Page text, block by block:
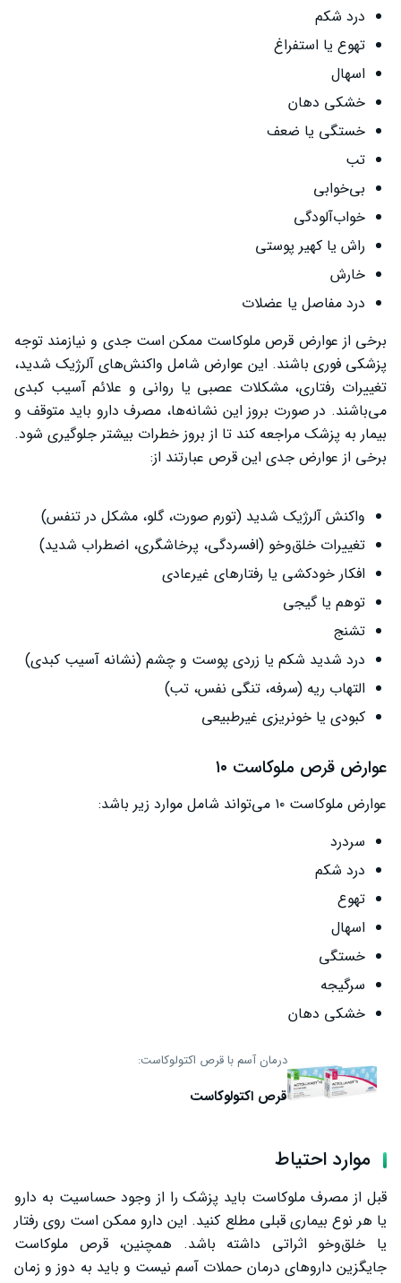
درد شکم
تهوع یا استفراغ
اسهال
خشکی دهان
خستگی یا ضعف
تب
بی‌خوابی
خواب‌آلودگی
راش یا کهیر پوستی
خارش
درد مفاصل یا عضلات
برخی از عوارض قرص ملوکاست ممکن است جدی و نیازمند توجه
پزشکی فوری باشند. این عوارض شامل واکنش‌های آلرژیک شدید،
تغییرات رفتاری، مشکلات عصبی یا روانی و علائم آسیب کبدی
می‌باشند. در صورت بروز این نشانه‌ها، مصرف دارو باید متوقف و
بیمار به پزشک مراجعه کند تا از بروز خطرات بیشتر جلوگیری شود.
برخی از عوارض جدی این قرص عبارتند از:
واکنش آلرژیک شدید (تورم صورت، گلو، مشکل در تنفس)
تغییرات خلق‌وخو (افسردگی، پرخاشگری، اضطراب شدید)
افکار خودکشی یا رفتارهای غیرعادی
توهم یا گیجی
تشنج
درد شدید شکم یا زردی پوست و چشم (نشانه آسیب کبدی)
التهاب ریه (سرفه، تنگی نفس، تب)
کبودی یا خونریزی غیرطبیعی
عوارض قرص ملوکاست ۱۰
عوارض ملوکاست ۱۰ می‌تواند شامل موارد زیر باشد:
سردرد
درد شکم
تهوع
اسهال
خستگی
سرگیجه
خشکی دهان
درمان آسم با قرص اکتولوکاست:
قرص اکتولوکاست
موارد احتیاط
قبل از مصرف ملوکاست باید پزشک را از وجود حساسیت به دارو
یا هر نوع بیماری قبلی مطلع کنید. این دارو ممکن است روی رفتار
یا خلق‌وخو اثراتی داشته باشد. همچنین، قرص ملوکاست
جایگزین داروهای درمان حملات آسم نیست و باید به دوز و زمان